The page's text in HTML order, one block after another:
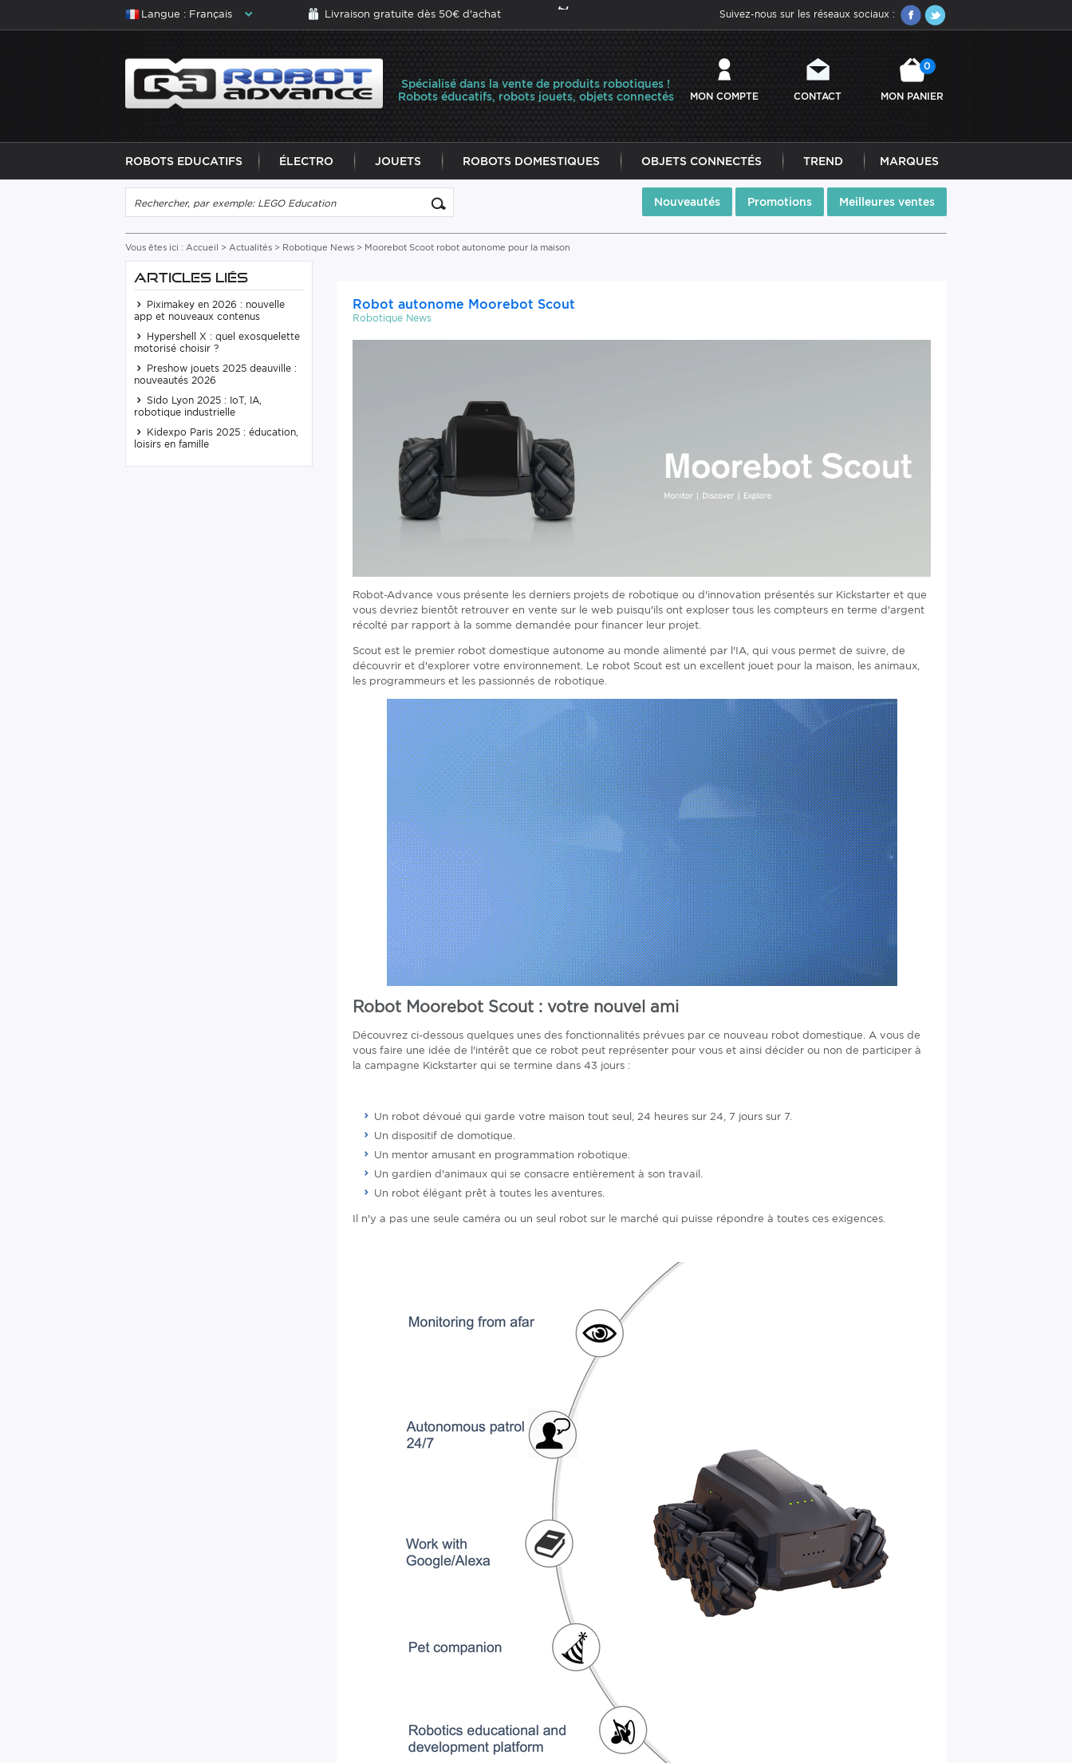
Langue : Français Livraison gratuite dès 50€ d'achat Suivez-nous sur les réseaux sociaux :
Spécialisé dans la vente de produits robotiques !
Robots éducatifs, robots jouets, objets connectés
MON COMPTE CONTACT MON PANIER
0
ROBOTS EDUCATIFS ÉLECTRO JOUETS ROBOTS DOMESTIQUES OBJETS CONNECTÉS TREND MARQUES
Nouveautés Promotions Meilleures ventes
Vous êtes ici : Accueil > Actualités > Robotique News > Moorebot Scoot robot autonome pour la maison
ARTICLES LIÉS
Piximakey en 2026 : nouvelle
app et nouveaux contenus
Hypershell X : quel exosquelette
motorisé choisir ?
Preshow jouets 2025 deauville :
nouveautés 2026
Sido Lyon 2025 : IoT, IA,
robotique industrielle
Kidexpo Paris 2025 : éducation,
loisirs en famille
Robot autonome Moorebot Scout
Robotique News
Robot-Advance vous présente les derniers projets de robotique ou d'innovation présentés sur Kickstarter et que
vous devriez bientôt retrouver en vente sur le web puisqu'ils ont exploser tous les compteurs en terme d'argent
récolté par rapport à la somme demandée pour financer leur projet.
Scout est le premier robot domestique autonome au monde alimenté par l'IA, qui vous permet de suivre, de
découvrir et d'explorer votre environnement. Le robot Scout est un excellent jouet pour la maison, les animaux,
les programmeurs et les passionnés de robotique.
Robot Moorebot Scout : votre nouvel ami
Découvrez ci-dessous quelques unes des fonctionnalités prévues par ce nouveau robot domestique. A vous de
vous faire une idée de l'intérêt que ce robot peut représenter pour vous et ainsi décider ou non de participer à
la campagne Kickstarter qui se termine dans 43 jours :
Un robot dévoué qui garde votre maison tout seul, 24 heures sur 24, 7 jours sur 7.
Un dispositif de domotique.
Un mentor amusant en programmation robotique.
Un gardien d'animaux qui se consacre entièrement à son travail.
Un robot élégant prêt à toutes les aventures.
Il n'y a pas une seule caméra ou un seul robot sur le marché qui puisse répondre à toutes ces exigences.